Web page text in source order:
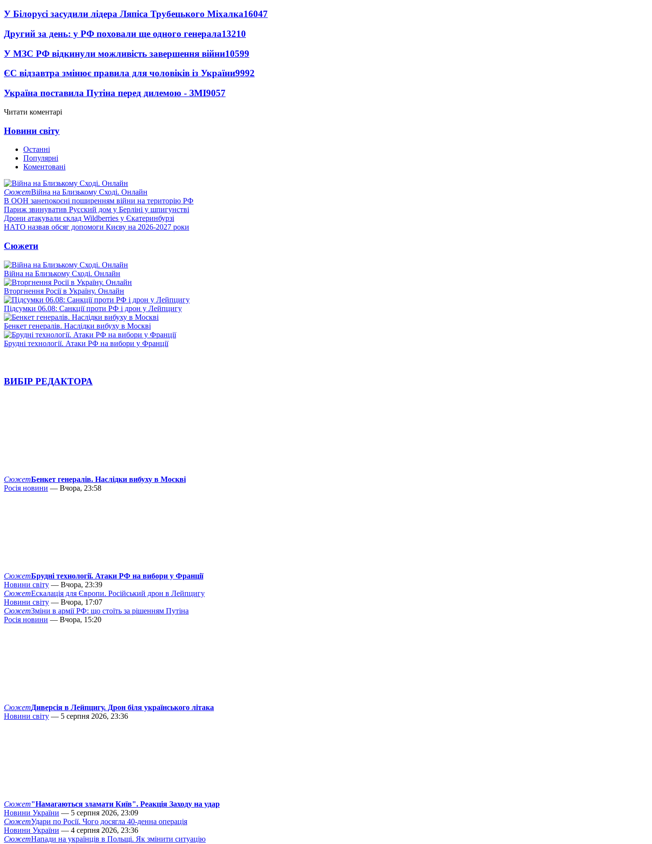
У Білорусі засудили лідера Ляпіса Трубецького Міхалка16047
Другий за день: у РФ поховали ще одного генерала13210
У МЗС РФ відкинули можливість завершення війни10599
ЄС відзавтра змінює правила для чоловіків із України9992
Україна поставила Путіна перед дилемою - ЗМІ9057
Читати коментарі
Новини світу
Останні
Популярні
Коментовані
СюжетВійна на Близькому Сході. Онлайн
В ООН занепокоєні поширенням війни на територію РФ
Париж звинуватив Русский дом у Берліні у шпигунстві
Дрони атакували склад Wildberries у Єкатеринбурзі
НАТО назвав обсяг допомоги Києву на 2026-2027 роки
Сюжети
Війна на Близькому Сході. Онлайн
Вторгнення Росії в Україну. Онлайн
Підсумки 06.08: Санкції проти РФ і дрон у Лейпцигу
Бенкет генералів. Наслідки вибуху в Москві
Брудні технології. Атаки РФ на вибори у Франції
ВИБІР РЕДАКТОРА
СюжетБенкет генералів. Наслідки вибуху в Москві
Росія новини — Вчора, 23:58
СюжетБрудні технології. Атаки РФ на вибори у Франції
Новини світу — Вчора, 23:39
СюжетЕскалація для Європи. Російський дрон в Лейпцигу
Новини світу — Вчора, 17:07
СюжетЗміни в армії РФ: що стоїть за рішенням Путіна
Росія новини — Вчора, 15:20
СюжетДиверсія в Лейпцигу. Дрон біля українського літака
Новини світу — 5 серпня 2026, 23:36
Сюжет"Намагаються зламати Київ". Реакція Заходу на удар
Новини України — 5 серпня 2026, 23:09
СюжетУдари по Росії. Чого досягла 40-денна операція
Новини України — 4 серпня 2026, 23:36
СюжетНапади на українців в Польщі. Як змінити ситуацію